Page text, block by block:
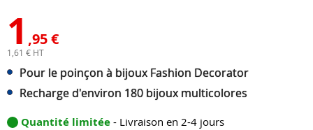
1 ,95 €
1,61 € HT
Pour le poinçon à bijoux Fashion Decorator
Recharge d'environ 180 bijoux multicolores
Quantité limitée - Livraison en 2-4 jours